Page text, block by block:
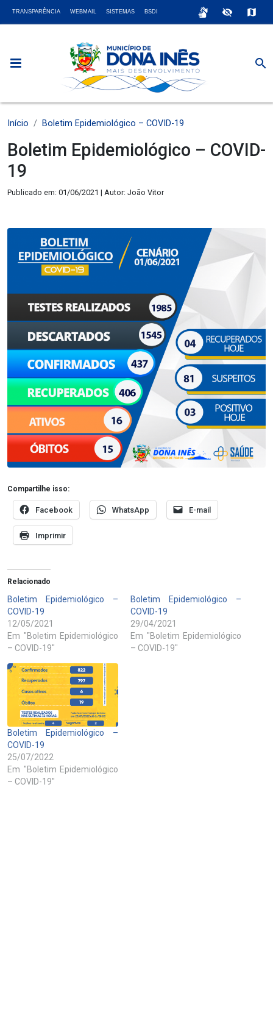
TRANSPARÊNCIA WEBMAIL SISTEMAS BSDI sign_language visibility_off map
search
Início Boletim Epidemiológico – COVID-19
Boletim Epidemiológico – COVID-
19
Publicado em: 01/06/2021 | Autor: João Vitor
Compartilhe isso:
Facebook WhatsApp E-mail
Imprimir
Relacionado
Boletim Epidemiológico –
COVID-19
12/05/2021
Em "Boletim Epidemiológico
– COVID-19"
Boletim Epidemiológico –
COVID-19
29/04/2021
Em "Boletim Epidemiológico
– COVID-19"
Boletim Epidemiológico –
COVID-19
25/07/2022
Em "Boletim Epidemiológico
– COVID-19"